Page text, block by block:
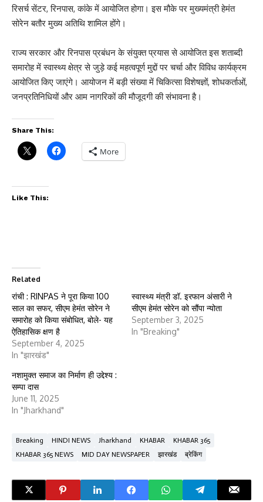
रिसर्च सेंटर, रिनपास, कांके में आयोजित होगा। इस मौके पर मुख्यमंत्री हेमंत
सोरेन बतौर मुख्य अतिथि शामिल होंगे।
राज्य सरकार और रिनपास प्रबंधन के संयुक्त प्रयास से आयोजित इस शताब्दी
समारोह में स्वास्थ्य क्षेत्र से जुड़े कई महत्वपूर्ण मुद्दों पर चर्चा और विविध कार्यक्रम
आयोजित किए जाएंगे। आयोजन में बड़ी संख्या में चिकित्सा विशेषज्ञों, शोधकर्ताओं,
जनप्रतिनिधियों और आम नागरिकों की मौजूदगी की संभावना है।
Share This:
More
Like This:
Related
रांची : RINPAS ने पूरा किया 100
साल का सफर, सीएम हेमंत सोरेन ने
समारोह को किया संबोधित, बोले- यह
ऐतिहासिक क्षण है
September 4, 2025
In "झारखंड"
स्वास्थ्य मंत्री डॉ. इरफान अंसारी ने
सीएम हेमंत सोरेन को सौंपा न्योता
September 3, 2025
In "Breaking"
नशामुक्त समाज का निर्माण ही उद्देश्य :
सम्पा दास
June 11, 2025
In "Jharkhand"
Breaking HINDI NEWS Jharkhand KHABAR
KHABAR 365
KHABAR 365 NEWS
MID DAY NEWSPAPER झारखंड ब्रेकिंग